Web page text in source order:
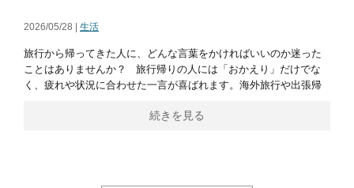
2026/05/28 | 生活
旅行から帰ってきた人に、どんな言葉をかければいいのか迷った
ことはありませんか？ 旅行帰りの人には「おかえり」だけでな
く、疲れや状況に合わせた一言が喜ばれます。海外旅行や出張帰
続きを見る